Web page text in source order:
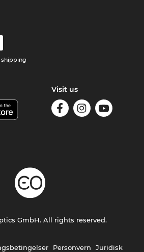
Visit us
Personvern Juridisk
GmbH. All rights reserved.